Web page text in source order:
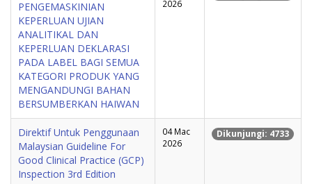
PENGEMASKINIAN
KEPERLUAN UJIAN
ANALITIKAL DAN
KEPERLUAN DEKLARASI
PADA LABEL BAGI SEMUA
KATEGORI PRODUK YANG
MENGANDUNGI BAHAN
BERSUMBERKAN HAIWAN
2026
Direktif Untuk Penggunaan
Malaysian Guideline For
Good Clinical Practice (GCP)
Inspection 3rd Edition
04 Mac
2026
Dikunjungi: 4733